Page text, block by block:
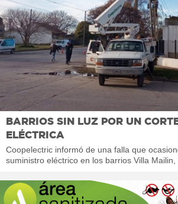
BARRIOS SIN LUZ POR UN
ELÉCTRICA
Coopelectric informó de una falla que
suministro eléctrico en los barrios Villa Mailin,